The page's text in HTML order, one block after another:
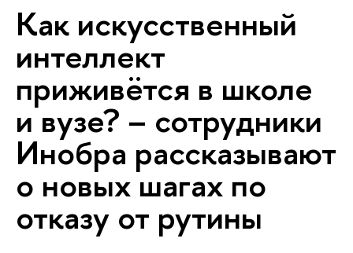
Как искусственный
интеллект
приживётся в школе
и вузе? – сотрудники
Инобра рассказывают
о новых шагах по
отказу от рутины